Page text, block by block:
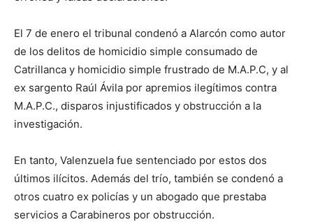
El 7 de enero el tribunal condenó a Alarcón como autor
de los delitos de homicidio simple consumado de
Catrillanca y homicidio simple frustrado de M.A.P.C, y al
ex sargento Raúl Ávila por apremios ilegítimos contra
M.A.P.C., disparos injustificados y obstrucción a la
investigación.
En tanto, Valenzuela fue sentenciado por estos dos
últimos ilícitos. Además del trío, también se condenó a
otros cuatro ex policías y un abogado que prestaba
servicios a Carabineros por obstrucción.